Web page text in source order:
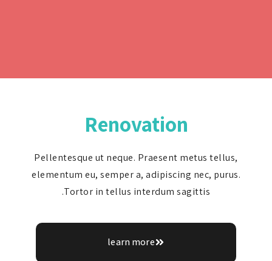
Renovation
Pellentesque ut neque. Praesent metus
elementum eu, semper a, adipiscing nec,
Tortor in tellus interdum sagittis.
learn more